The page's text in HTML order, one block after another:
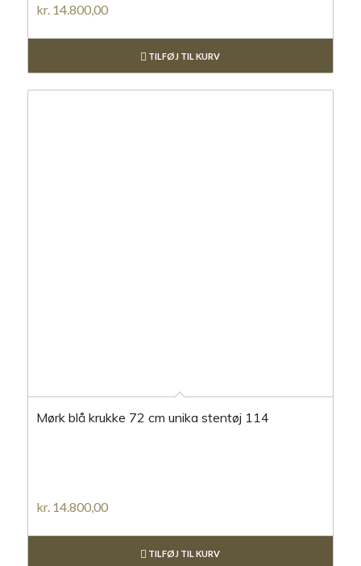
kr.14.800,00
TILFØJ TIL KURV
Mørk blå krukke 72 cm unika stentøj 114
kr.14.800,00
TILFØJ TIL KURV